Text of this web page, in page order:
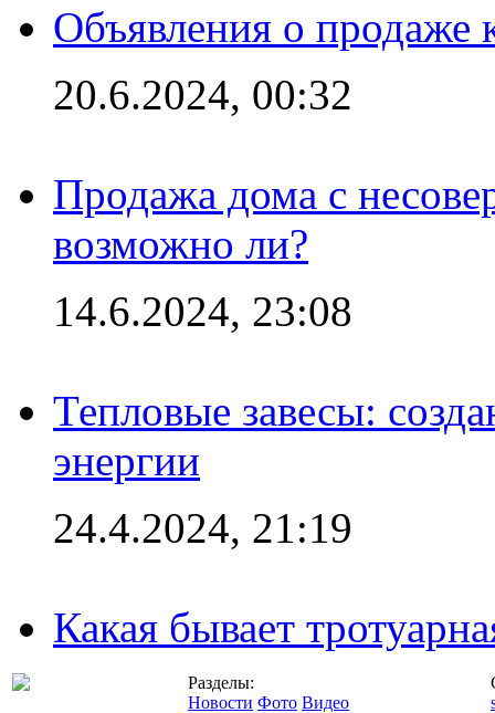
Объявления о продаже
20.6.2024, 00:32
Продажа дома с
возможно ли?
14.6.2024, 23:08
Тепловые завесы:
энергии
24.4.2024, 21:19
Какая бывает
Разделы:
Новости Фото Видео